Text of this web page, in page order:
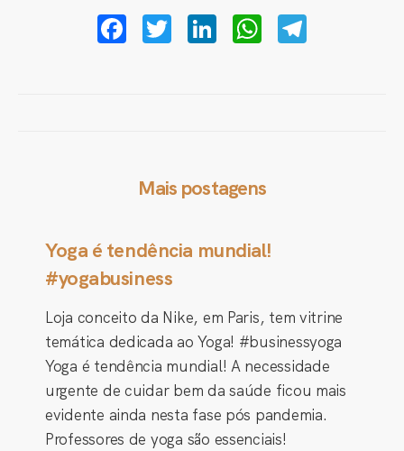
F
o
o
T Li W
Mais postagens
Yoga é tendência mundial!
#yogabusiness
Loja conceito da Nike, em Paris, tem vitrine
temática dedicada ao Yoga! #businessyoga
Yoga é tendência mundial! A necessidade
urgente de cuidar bem da saúde ficou mais
evidente ainda nesta fase pós pandemia.
Professores de yoga são essenciais!